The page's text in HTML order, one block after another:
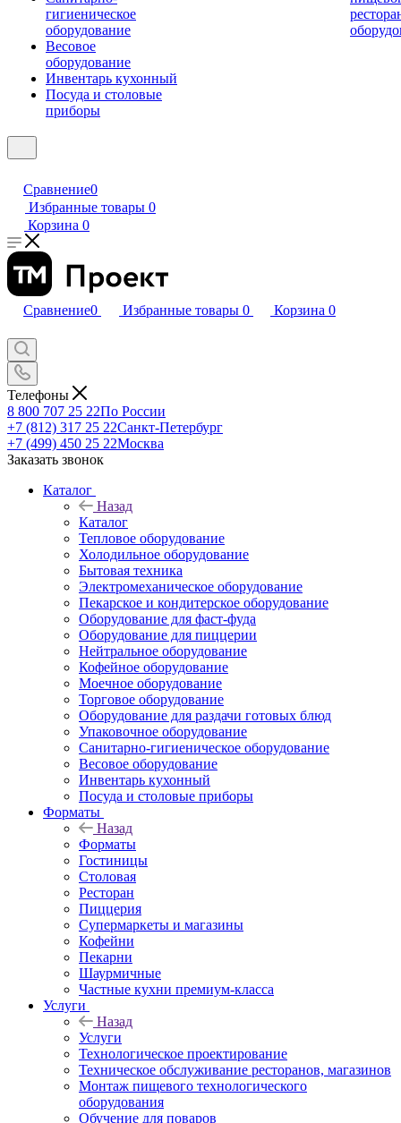
гигиеническое
оборудование
Весовое
оборудование
Инвентарь кухонный
Посуда и столовые
приборы
Сравнение0
Избранные товары 0
Корзина 0
Сравнение0 Избранные товары 0 Корзина 0
Телефоны
8 800 707 25 22По России
+7 (812) 317 25 22Санкт-Петербург
+7 (499) 450 25 22Москва
Заказать звонок
Каталог
Назад
Каталог
Тепловое оборудование
Холодильное оборудование
Бытовая техника
Электромеханическое оборудование
Пекарское и кондитерское оборудование
Оборудование для фаст-фуда
Оборудование для пиццерии
Нейтральное оборудование
Кофейное оборудование
Моечное оборудование
Торговое оборудование
Оборудование для раздачи готовых блюд
Упаковочное оборудование
Санитарно-гигиеническое оборудование
Весовое оборудование
Инвентарь кухонный
Посуда и столовые приборы
Форматы
Назад
Форматы
Гостиницы
Столовая
Ресторан
Пиццерия
Супермаркеты и магазины
Кофейни
Пекарни
Шаурмичные
Частные кухни премиум-класса
Услуги
Назад
Услуги
Технологическое проектирование
Техническое обслуживание ресторанов, магазинов
Монтаж пищевого технологического
оборудования
Обучение для поваров